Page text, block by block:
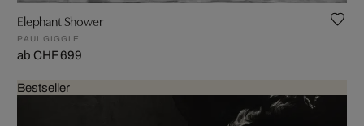
Elephant Shower
PAUL GIGGLE
ab CHF 699
Bestseller